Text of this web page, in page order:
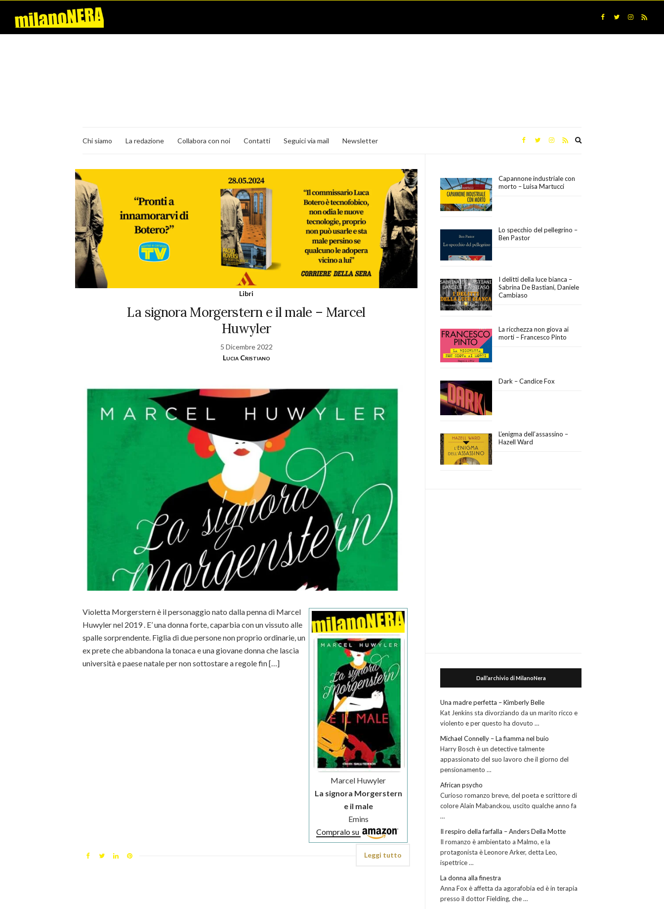
Chi siamo La redazione Collabora con noi Contatti Seguici via mail Newsletter
Libri
La signora Morgerstern e il male – Marcel
Huwyler
5 Dicembre 2022
Lucia Cristiano
Marcel Huwyler
La signora Morgerstern
e il male
Emins
Compralo su
Violetta Morgerstern è il personaggio nato dalla penna di Marcel
Huwyler nel 2019 . E’ una donna forte, caparbia con un vissuto alle
spalle sorprendente. Figlia di due persone non proprio ordinarie, un
ex prete che abbandona la tonaca e una giovane donna che lascia
università e paese natale per non sottostare a regole fin […]
Leggi tutto
Capannone industriale con
morto – Luisa Martucci
Lo specchio del pellegrino –
Ben Pastor
I delitti della luce bianca –
Sabrina De Bastiani, Daniele
Cambiaso
La ricchezza non giova ai
morti – Francesco Pinto
Dark – Candice Fox
L’enigma dell’assassino –
Hazell Ward
Dall’archivio di MilanoNera
Una madre perfetta – Kimberly Belle
Kat Jenkins sta divorziando da un marito ricco e
violento e per questo ha dovuto …
Michael Connelly – La fiamma nel buio
Harry Bosch è un detective talmente
appassionato del suo lavoro che il giorno del
pensionamento …
African psycho
Curioso romanzo breve, del poeta e scrittore di
colore Alain Mabanckou, uscito qualche anno fa
…
Il respiro della farfalla – Anders Della Motte
Il romanzo è ambientato a Malmo, e la
protagonista è Leonore Arker, detta Leo,
ispettrice …
La donna alla finestra
Anna Fox è affetta da agorafobia ed è in terapia
presso il dottor Fielding, che …